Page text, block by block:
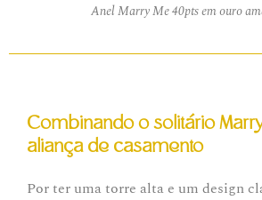
Anel Marry Me 40pts em ouro
Combinando o solitário
aliança de casamento
Por ter uma torre alta e um design